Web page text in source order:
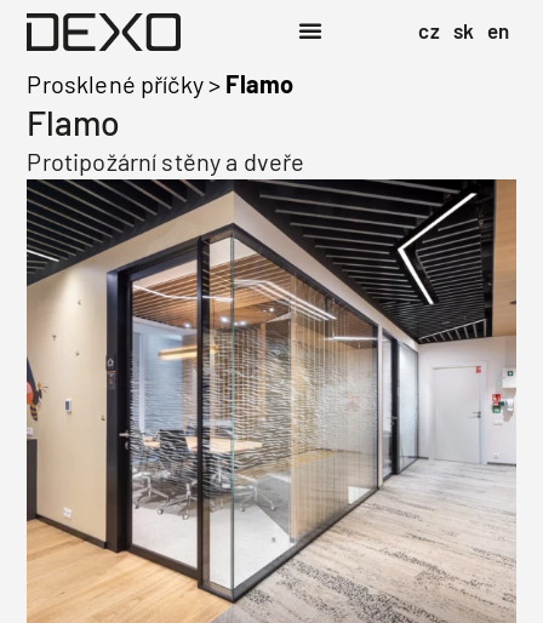
cz sk en
Prosklené příčky> Flamo
Flamo
Protipožární stěny a dveře